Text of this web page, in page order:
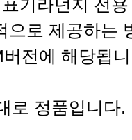
으로 제공하는
전에 해당됩
로 정품입니